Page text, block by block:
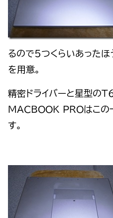
るので5つくらいあったほ
を用意。
精密ドライバーと星型の
MACBOOK PROはこの
す。